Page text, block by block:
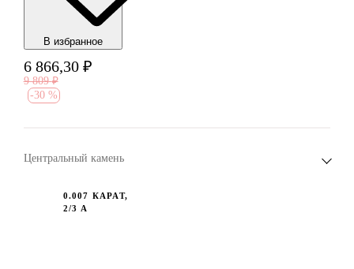
В избранноe
6 866,30 ₽
9 809 ₽
-30 %
Центральный камень
0.007 КАРАТ,
2/3 А